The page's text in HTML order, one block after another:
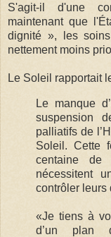
S'agit-il d'une
maintenant que
dignité », les
nettement moins
Le Soleil rapportait
Le manque
suspension
palliatifs de
Soleil. Cette
centaine de
nécessitent
contrôler leurs
«Je tiens à
d’un plan